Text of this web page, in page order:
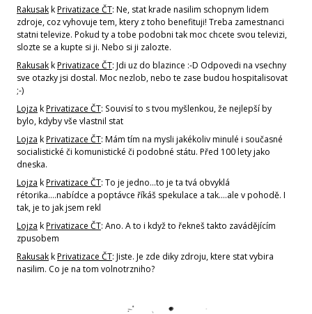
RakusakkPrivatizace ČT: Ne, stat krade nasilim schopnym lidem
zdroje, coz vyhovuje tem, ktery z toho benefituji! Treba zamestnanci
statni televize. Pokud ty a tobe podobni tak moc chcete svou televizi,
slozte se a kupte si ji. Nebo si ji zalozte.
RakusakkPrivatizace ČT: Jdi uz do blazince :-D Odpovedi na vsechny
sve otazky jsi dostal. Moc nezlob, nebo te zase budou hospitalisovat
;-)
Lojza kPrivatizace ČT: Souvisí to s tvou myšlenkou, že nejlepší by
bylo, kdyby vše vlastnil stat
Lojza kPrivatizace ČT: Mám tím na mysli jakékoliv minulé i současné
socialistické či komunistické či podobné státu. Před 100 lety jako
dneska.
Lojza kPrivatizace ČT: To je jedno...to je ta tvá obvyklá
rétorika....nabídce a poptávce říkáš spekulace a tak....ale v pohodě. I
tak, je to jak jsem rekl
Lojza kPrivatizace ČT: Ano. A to i když to řekneš takto zavádějícím
zpusobem
RakusakkPrivatizace ČT: Jiste. Je zde diky zdroju, ktere stat vybira
nasilim. Co je na tom volnotrzniho?